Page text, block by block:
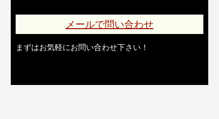
メールで問い合わせ
まずはお気軽にお問い合わせ下さい！